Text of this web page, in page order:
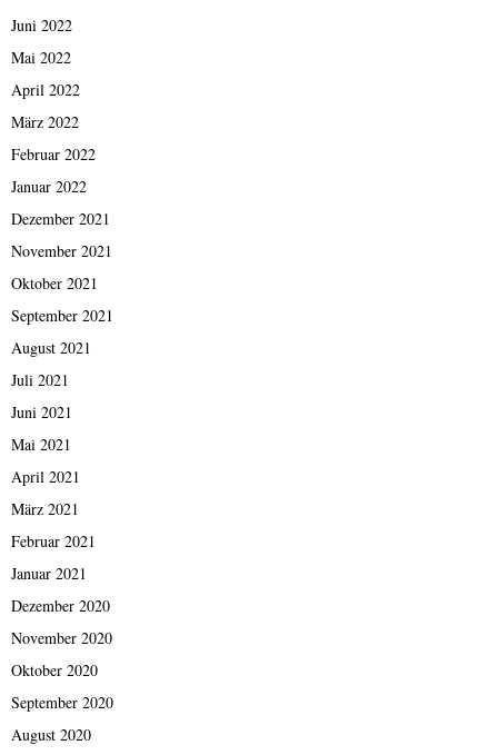
Juni 2022
Mai 2022
April 2022
März 2022
Februar 2022
Januar 2022
Dezember 2021
November 2021
Oktober 2021
September 2021
August 2021
Juli 2021
Juni 2021
Mai 2021
April 2021
März 2021
Februar 2021
Januar 2021
Dezember 2020
November 2020
Oktober 2020
September 2020
August 2020